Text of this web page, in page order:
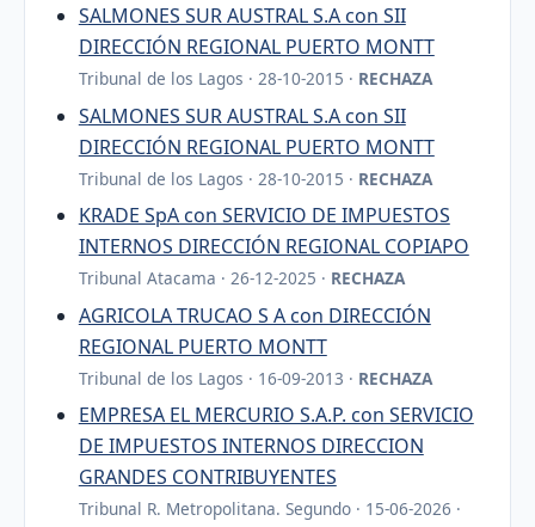
SALMONES SUR AUSTRAL S.A con SII
DIRECCIÓN REGIONAL PUERTO MONTT
Tribunal de los Lagos · 28-10-2015 · RECHAZA
SALMONES SUR AUSTRAL S.A con SII
DIRECCIÓN REGIONAL PUERTO MONTT
Tribunal de los Lagos · 28-10-2015 · RECHAZA
KRADE SpA con SERVICIO DE IMPUESTOS
INTERNOS DIRECCIÓN REGIONAL COPIAPO
Tribunal Atacama · 26-12-2025 · RECHAZA
AGRICOLA TRUCAO S A con DIRECCIÓN
REGIONAL PUERTO MONTT
Tribunal de los Lagos · 16-09-2013 · RECHAZA
EMPRESA EL MERCURIO S.A.P. con SERVICIO
DE IMPUESTOS INTERNOS DIRECCION
GRANDES CONTRIBUYENTES
Tribunal R. Metropolitana. Segundo · 15-06-2026 ·